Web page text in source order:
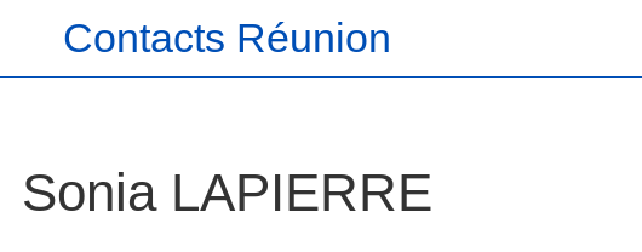
Contacts Réunion
Sonia LAPIERRE